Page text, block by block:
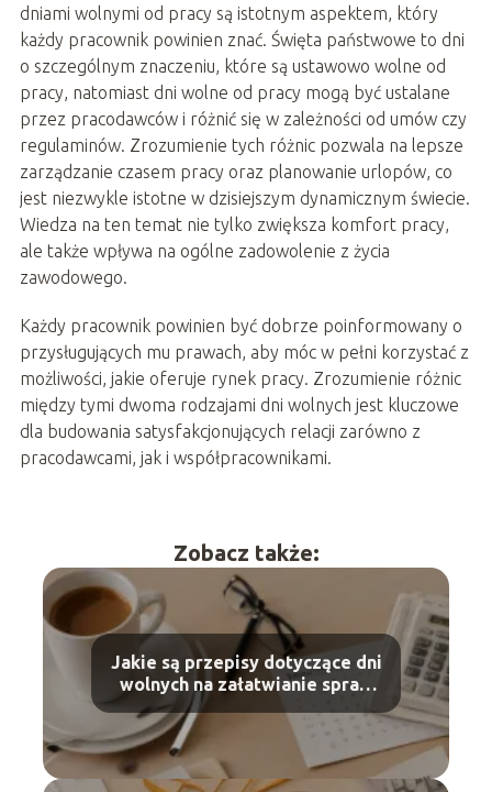
dniami wolnymi od pracy są istotnym aspektem, który
każdy pracownik powinien znać. Święta państwowe to dni
o szczególnym znaczeniu, które są ustawowo wolne od
pracy, natomiast dni wolne od pracy mogą być ustalane
przez pracodawców i różnić się w zależności od umów czy
regulaminów. Zrozumienie tych różnic pozwala na lepsze
zarządzanie czasem pracy oraz planowanie urlopów, co
jest niezwykle istotne w dzisiejszym dynamicznym świecie.
Wiedza na ten temat nie tylko zwiększa komfort pracy,
ale także wpływa na ogólne zadowolenie z życia
zawodowego.
Każdy pracownik powinien być dobrze poinformowany o
przysługujących mu prawach, aby móc w pełni korzystać z
możliwości, jakie oferuje rynek pracy. Zrozumienie różnic
między tymi dwoma rodzajami dni wolnych jest kluczowe
dla budowania satysfakcjonujących relacji zarówno z
pracodawcami, jak i współpracownikami.
Zobacz także:
Jakie są przepisy dotyczące dni
wolnych na załatwianie spraw
urzędowych?